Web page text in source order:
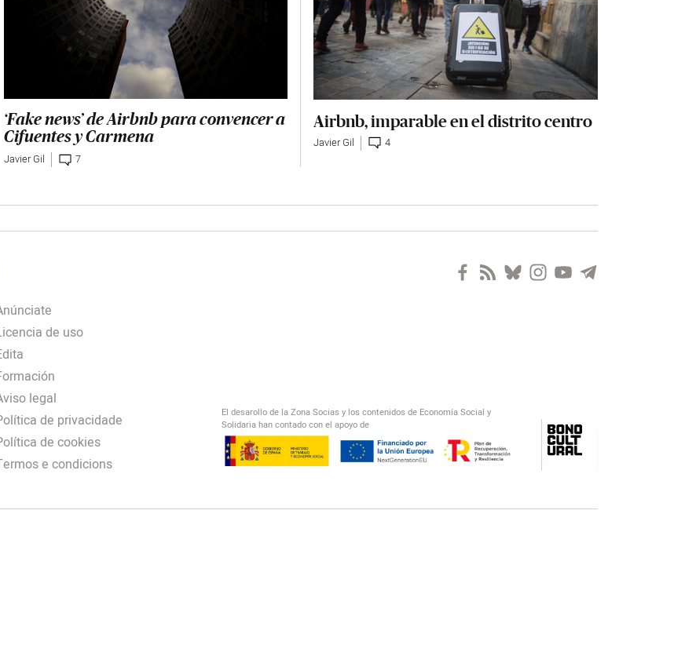
‘Fake news’ de Airbnb para convencer a
Cifuentes y Carmena
Javier Gil 7
Airbnb, imparable en el distrito centro
Javier Gil 4
de uso
legal
de privacidade
de cookies
e condicions
El desarollo de la Zona Socias y los contenidos de Economía Social y
Solidaria han contado con el apoyo de